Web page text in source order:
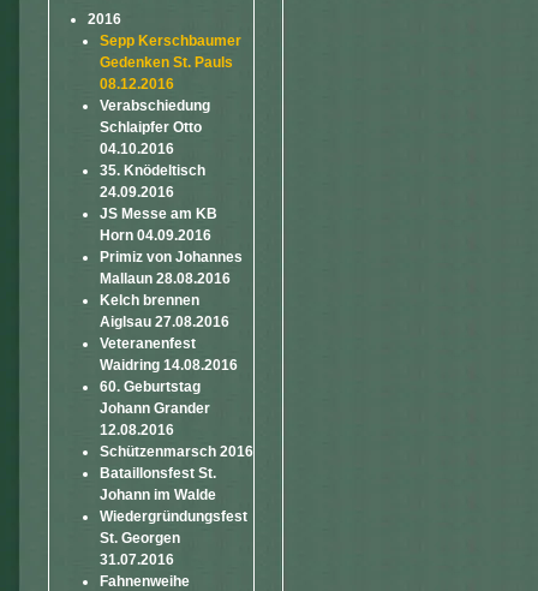
2016
Sepp Kerschbaumer
Gedenken St. Pauls
08.12.2016
Verabschiedung
Schlaipfer Otto
04.10.2016
35. Knödeltisch
24.09.2016
JS Messe am KB
Horn 04.09.2016
Primiz von Johannes
Mallaun 28.08.2016
Kelch brennen
Aiglsau 27.08.2016
Veteranenfest
Waidring 14.08.2016
60. Geburtstag
Johann Grander
12.08.2016
Schützenmarsch 2016
Bataillonsfest St.
Johann im Walde
Wiedergründungsfest
St. Georgen
31.07.2016
Fahnenweihe